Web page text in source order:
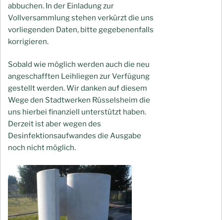
abbuchen. In der Einladung zur
Vollversammlung stehen verkürzt die uns
vorliegenden Daten, bitte gegebenenfalls
korrigieren.
Sobald wie möglich werden auch die neu
angeschafften Leihliegen zur Verfügung
gestellt werden. Wir danken auf diesem
Wege den Stadtwerken Rüsselsheim die
uns hierbei finanziell unterstützt haben.
Derzeit ist aber wegen des
Desinfektionsaufwandes die Ausgabe
noch nicht möglich.